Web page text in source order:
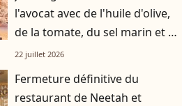
l'avocat avec de l'huile d'olive,
de la tomate, du sel marin et un
smoothie"
22 juillet 2026
Fermeture définitive du
restaurant de Neetah et